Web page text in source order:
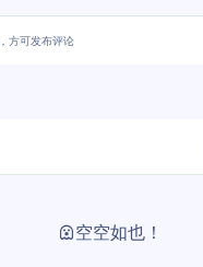
方可发布评论
空空如也！